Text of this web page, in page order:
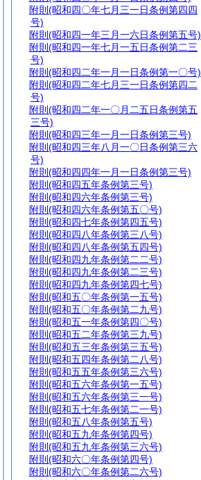
附則 (昭和四〇年七月三一日条例第四四
号)
附則 (昭和四一年三月一六日条例第五号)
附則 (昭和四一年七月一五日条例第二三
号)
附則 (昭和四二年一月一日条例第一〇号)
附則 (昭和四二年七月三一日条例第四二
号)
附則 (昭和四二年一〇月二五日条例第五
三号)
附則 (昭和四三年一月一日条例第三号)
附則 (昭和四三年八月一〇日条例第三六
号)
附則 (昭和四四年一月一日条例第三号)
附則 (昭和四五年条例第三号)
附則 (昭和四六年条例第三号)
附則 (昭和四六年条例第五〇号)
附則 (昭和四七年条例第四五号)
附則 (昭和四八年条例第三八号)
附則 (昭和四八年条例第五四号)
附則 (昭和四九年条例第二二号)
附則 (昭和四九年条例第二三号)
附則 (昭和四九年条例第四七号)
附則 (昭和五〇年条例第一五号)
附則 (昭和五〇年条例第二九号)
附則 (昭和五一年条例第四〇号)
附則 (昭和五二年条例第三九号)
附則 (昭和五三年条例第三五号)
附則 (昭和五四年条例第二八号)
附則 (昭和五五年条例第三六号)
附則 (昭和五六年条例第一五号)
附則 (昭和五六年条例第三一号)
附則 (昭和五七年条例第二一号)
附則 (昭和五八年条例第五号)
附則 (昭和五九年条例第四号)
附則 (昭和五九年条例第三六号)
附則 (昭和六〇年条例第四号)
附則 (昭和六〇年条例第二六号)